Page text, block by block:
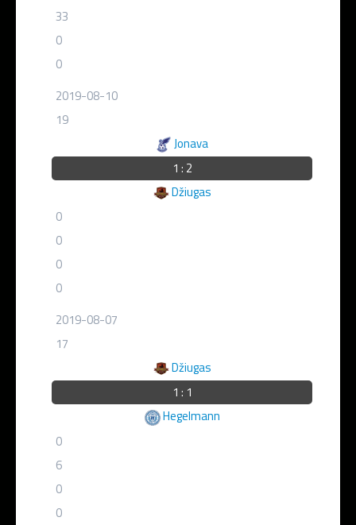
33
0
0
2019-08-10
19
Jonava
1 : 2
Džiugas
0
0
0
0
2019-08-07
17
Džiugas
1 : 1
Hegelmann
0
6
0
0